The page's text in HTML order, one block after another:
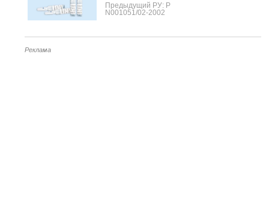
Предыдущий РУ: Р
N001051/02-2002
Реклама